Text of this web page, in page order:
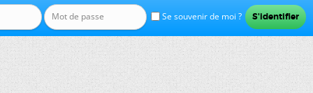
Se souvenir de moi ?